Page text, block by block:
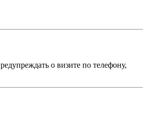
о визите по телефону,